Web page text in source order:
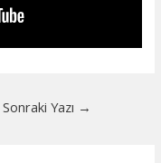
Sonraki Yazı →